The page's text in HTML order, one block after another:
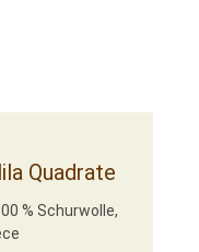
Quadrate
% Schurwolle,